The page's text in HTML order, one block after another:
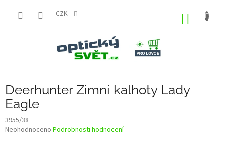
CZK
Deerhunter Zimní kalhoty Lady
Eagle
3955/38
Průměrné
Neohodnoceno Podrobnosti hodnocení